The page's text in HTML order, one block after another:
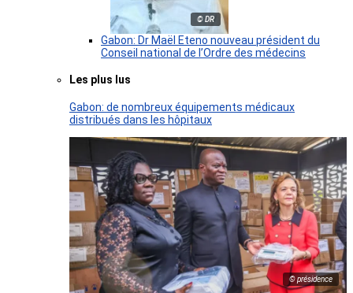
© DR
Gabon: Dr Maël Eteno nouveau président du
Conseil national de l’Ordre des médecins
Les plus lus
Gabon: de nombreux équipements médicaux
distribués dans les hôpitaux
© présidence